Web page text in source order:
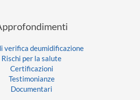
verifica deumidificazione
Rischi per la salute
Certificazioni
Testimonianze
Documentari